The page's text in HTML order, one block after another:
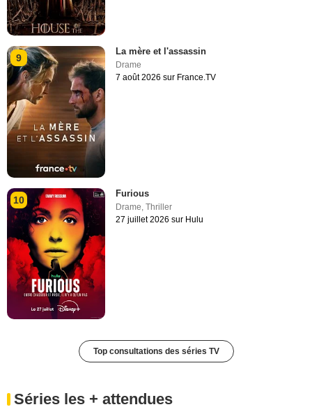
9
La mère et l'assassin
Drame
7 août 2026 sur France.TV
10
Furious
Drame ,Thriller
27 juillet 2026 sur Hulu
Top consultations des séries TV
Séries les + attendues